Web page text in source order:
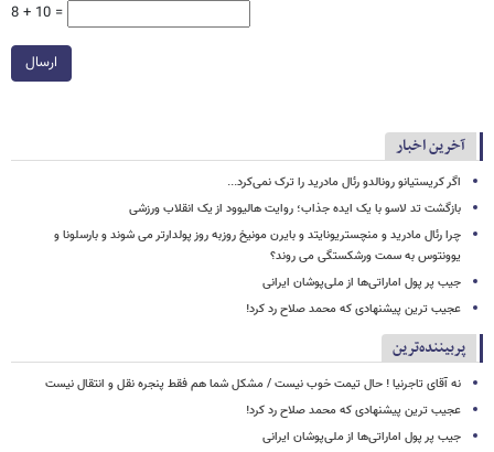
8 + 10 =
ارسال
آخرین اخبار
اگر کریستیانو رونالدو رئال مادرید را ترک نمی‌کرد...
بازگشت تد لاسو با یک ایده جذاب؛ روایت هالیوود از یک انقلاب ورزشی
چرا رئال مادرید و منچستریونایتد و بایرن مونیخ روزبه روز پولدارتر می شوند و بارسلونا و
یوونتوس به سمت ورشکستگی می روند؟
جیب پر پول اماراتی‌ها از ملی‌پوشان ایرانی
عجیب ترین پیشنهادی که محمد صلاح رد کرد!
پربیننده‌ترین
نه آقای تاجرنیا ! حال تیمت خوب نیست / مشکل شما هم فقط پنجره نقل و انتقال نیست
عجیب ترین پیشنهادی که محمد صلاح رد کرد!
جیب پر پول اماراتی‌ها از ملی‌پوشان ایرانی